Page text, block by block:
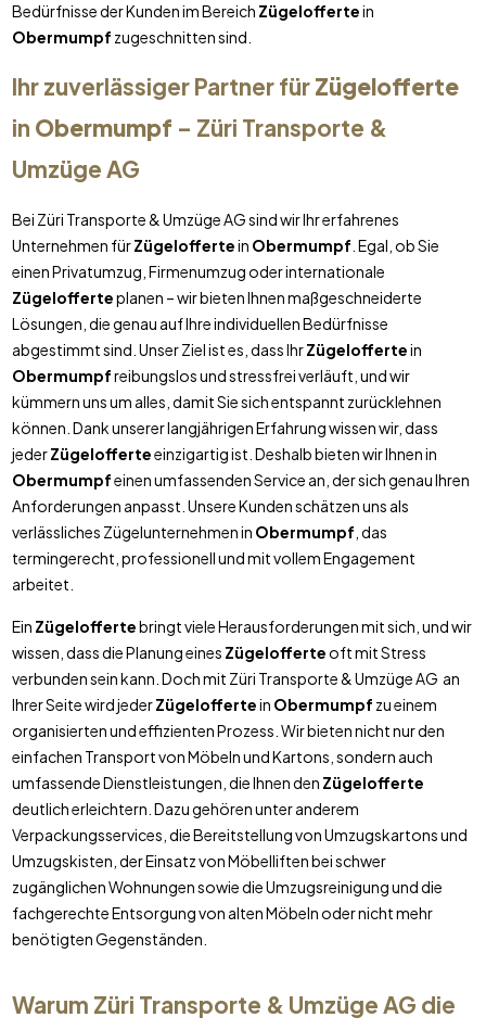
Bedürfnisse der Kunden im Bereich Zügeloffertein
Obermumpf zugeschnitten sind.
Ihr zuverlässiger Partner fürZügelofferte
in Obermumpf – Züri Transporte &
Umzüge AG
Bei Züri Transporte & Umzüge AG sind wir Ihr erfahrenes
Unternehmen fürZügeloffertein Obermumpf . Egal, ob Sie
einen Privatumzug, Firmenumzug oder internationale
Zügelofferteplanen – wir bieten Ihnen maßgeschneiderte
Lösungen, die genau auf Ihre individuellen Bedürfnisse
abgestimmt sind. Unser Ziel ist es, dass IhrZügeloffertein
Obermumpfreibungslos und stressfrei verläuft, und wir
kümmern uns um alles, damit Sie sich entspannt zurücklehnen
können. Dank unserer langjährigen Erfahrung wissen wir, dass
jederZügelofferteeinzigartig ist. Deshalb bieten wir Ihnen in
Obermumpfeinen umfassenden Service an, der sich genau Ihren
Anforderungen anpasst. Unsere Kunden schätzen uns als
verlässliches Zügelunternehmen in Obermumpf , das
termingerecht, professionell und mit vollem Engagement
arbeitet.
Ein Zügeloffertebringt viele Herausforderungen mit sich, und wir
wissen, dass die Planung eines Zügelofferteoft mit Stress
verbunden sein kann. Doch mit Züri Transporte & Umzüge AG an
Ihrer Seite wird jederZügeloffertein Obermumpf zu einem
organisierten und effizienten Prozess. Wir bieten nicht nur den
einfachen Transport von Möbeln und Kartons, sondern auch
umfassende Dienstleistungen, die Ihnen den Zügelofferte
deutlich erleichtern. Dazu gehören unter anderem
Verpackungsservices, die Bereitstellung von Umzugskartons und
Umzugskisten, der Einsatz von Möbelliften bei schwer
zugänglichen Wohnungen sowie die Umzugsreinigung und die
fachgerechte Entsorgung von alten Möbeln oder nicht mehr
benötigten Gegenständen.
Warum Züri Transporte & Umzüge AG die